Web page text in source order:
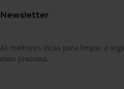
Newsletter
As melhores dicas para limpar e
mais precioso.